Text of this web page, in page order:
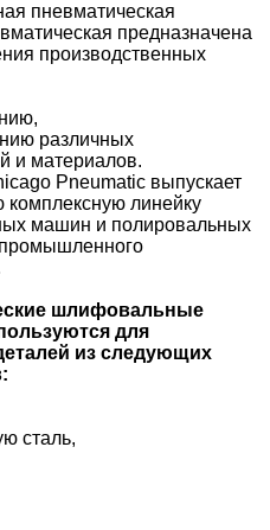
пневматическая
предназначена
производственных
различных
и материалов.
Pneumatic выпускает
комплексную линейку
машин и полировальных
шлифовальные
для
из следующих
сталь,